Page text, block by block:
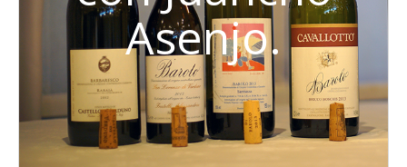
Asenjo.